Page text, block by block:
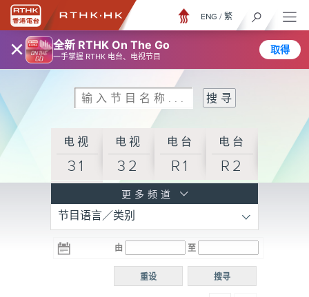
× 全新 RTHK On The Go
一手掌握 RTHK 电台、电视节目
取得
ENG / 繁
电视
31
电视
32
电台
R1
电台
R2
R3
电台 电台
R5
电台
普通
更多频道
节目语言／类别
由 至
搜寻
重设